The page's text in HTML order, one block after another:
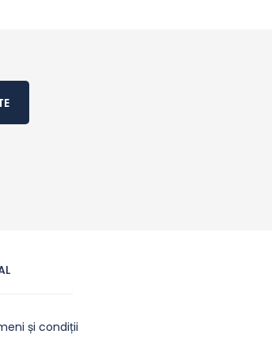
și condiții